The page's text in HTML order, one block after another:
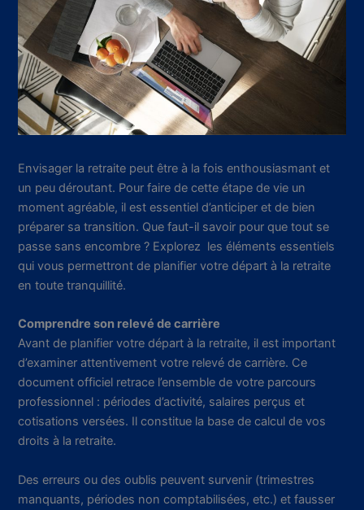
Envisager la retraite peut être à la fois enthousiasmant et
un peu déroutant. Pour faire de cette étape de vie un
moment agréable, il est essentiel d’anticiper et de bien
préparer sa transition. Que faut-il savoir pour que tout se
passe sans encombre ? Explorez les éléments essentiels
qui vous permettront de planifier votre départ à la retraite
en toute tranquillité.
Comprendre son relevé de carrière
Avant de planifier votre départ à la retraite, il est important
d’examiner attentivement votre relevé de carrière. Ce
document officiel retrace l’ensemble de votre parcours
professionnel : périodes d’activité, salaires perçus et
cotisations versées. Il constitue la base de calcul de vos
droits à la retraite.
Des erreurs ou des oublis peuvent survenir (trimestres
manquants, périodes non comptabilisées, etc.) et fausser